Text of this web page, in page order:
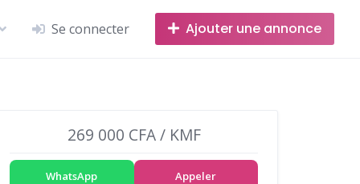
Se connecter Ajouter une annonce
269 000 CFA / KMF
WhatsApp Appeler